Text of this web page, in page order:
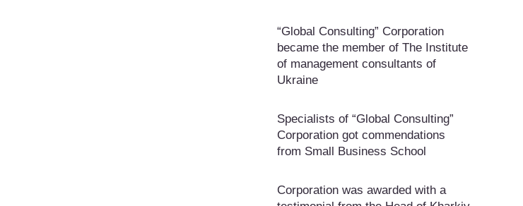
“Global Consulting” Corporation
became the member of The Institute
of management consultants of
Ukraine
Specialists of “Global Consulting”
Corporation got commendations
from Small Business School
Corporation was awarded with a